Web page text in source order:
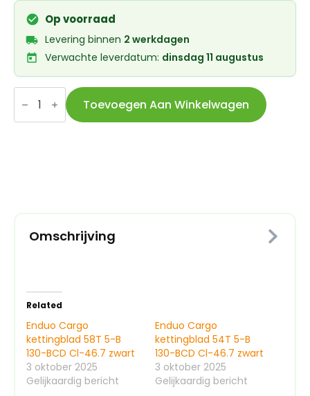
Op voorraad
Levering binnen 2 werkdagen
Verwachte leverdatum: dinsdag 11 augustus
Enduo
Cargo
kettingblad
64T
Toevoegen Aan Winkelwagen
Omschrijving
Related
Enduo Cargo
kettingblad 58T 5-B
130-BCD Cl-46.7 zwart
3 oktober 2025
Gelijkaardig bericht
Enduo Cargo
kettingblad 54T 5-B
130-BCD Cl-46.7 zwart
3 oktober 2025
Gelijkaardig bericht